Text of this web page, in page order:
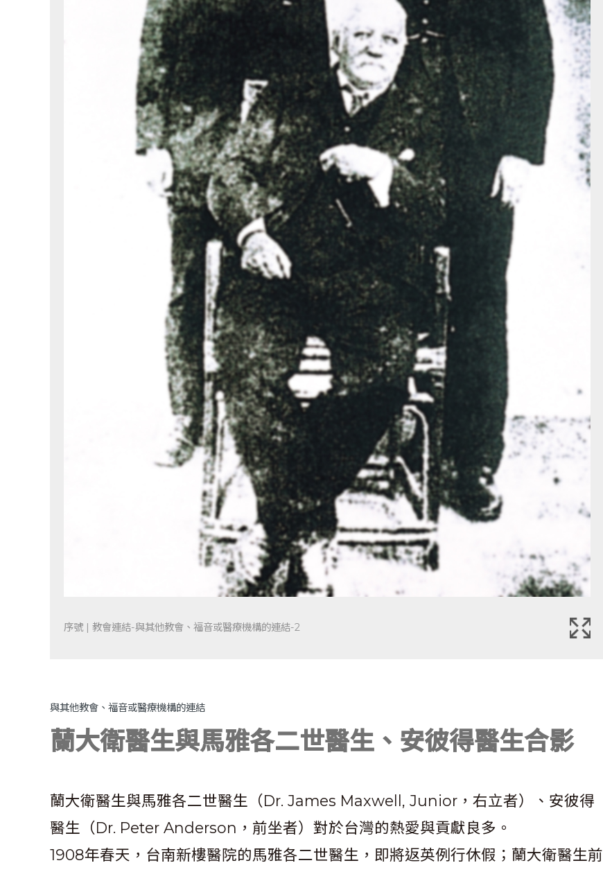
序號 | 教會連結-與其他教會、福音或醫療機構的連結-2
與其他教會、福音或醫療機構的連結
蘭大衛醫生與馬雅各二世醫生、安彼得醫生合影
蘭大衛醫生與馬雅各二世醫生（Dr. James Maxwell, Junior，右立者）、安彼得
醫生（Dr. Peter Anderson，前坐者）對於台灣的熱愛與貢獻良多。
1908年春天，台南新樓醫院的馬雅各二世醫生，即將返英例行休假；蘭大衛醫生前